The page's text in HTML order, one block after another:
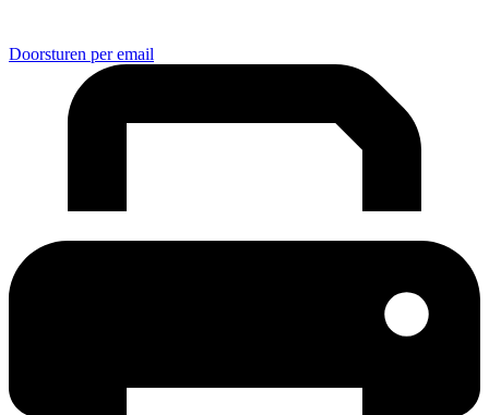
Doorsturen per email